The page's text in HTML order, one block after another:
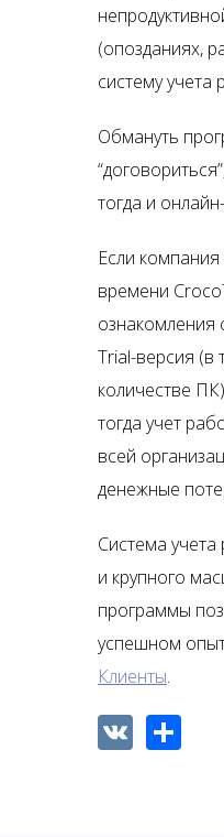
(опозданиях,
систему
Обмануть
тогда и
Если
времени
ознакомления
Trial-версия (в
количестве
тогда учет
всей
денежные
Система
и крупного
программы
успешном
Клиенты.
VK Share